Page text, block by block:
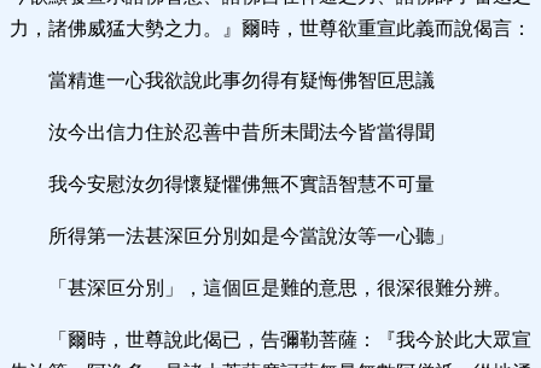
力，諸佛威猛大勢之力。』爾時，世尊欲重宣此義而說偈言：
當精進一心我欲說此事勿得有疑悔佛智叵思議
汝今出信力住於忍善中昔所未聞法今皆當得聞
我今安慰汝勿得懷疑懼佛無不實語智慧不可量
所得第一法甚深叵分別如是今當說汝等一心聽」
「甚深叵分別」，這個叵是難的意思，很深很難分辨。
「爾時，世尊說此偈已，告彌勒菩薩：『我今於此大眾宣